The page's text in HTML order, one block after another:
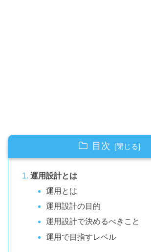
目次
運用設計とは
運用とは
運用設計の目的
運用設計で決めるべきこと
運用で目指すレベル